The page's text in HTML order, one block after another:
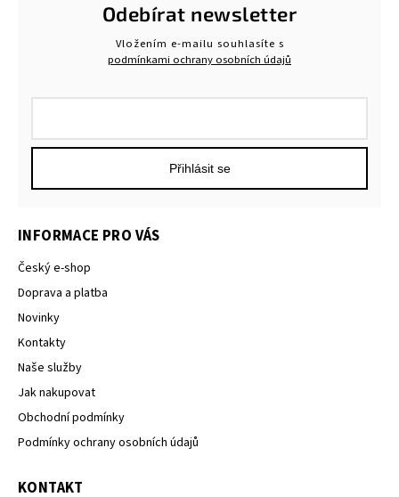
INFORMACE PRO VÁS
Český e-shop
Doprava a platba
Novinky
Kontakty
Naše služby
Jak nakupovat
Obchodní podmínky
Podmínky ochrany osobních údajů
KONTAKT
Odebírat newsletter
Vložením e-mailu souhlasíte s
podmínkami ochrany osobních údajů
Přihlásit se